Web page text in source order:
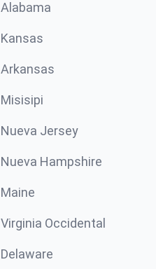
Alabama
Kansas
Arkansas
Misisipi
Nueva Jersey
Nueva Hampshire
Maine
Virginia Occidental
Delaware